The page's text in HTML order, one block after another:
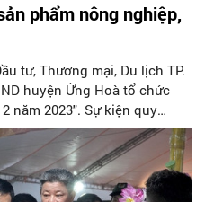
phẩm nông nghiệp,
tư, Thương mại, Du lịch TP.
huyện Ứng Hoà tổ chức
năm 2023". Sự kiện quy
sản, thực phẩm chế biến,